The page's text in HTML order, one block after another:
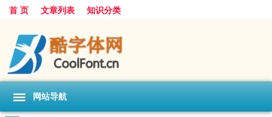
首 页 文章列表 知识分类
网站导航